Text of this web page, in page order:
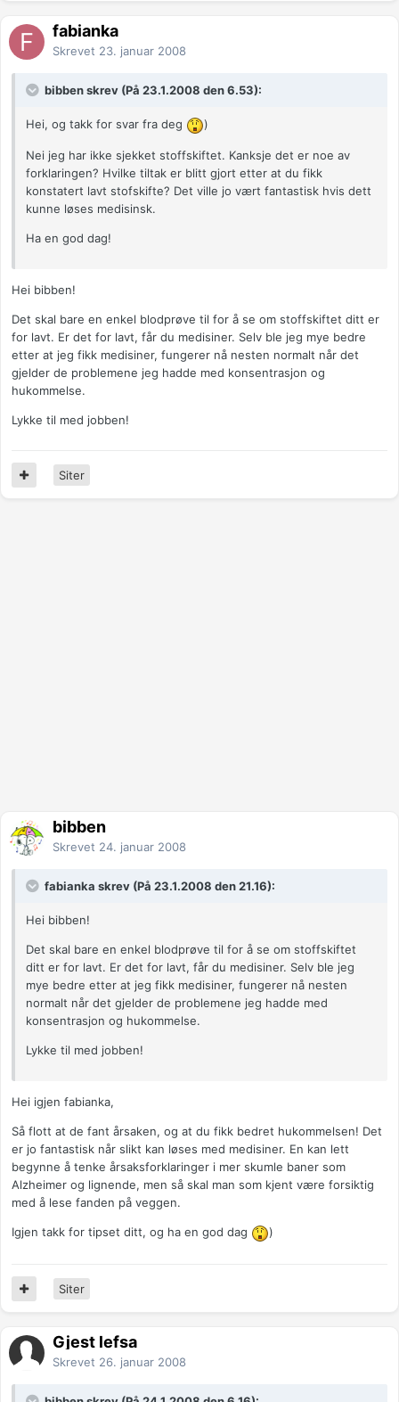
fabianka
Skrevet 23. januar 2008
bibben skrev (På 23.1.2008 den 6.53):
Hei, og takk for svar fra deg )
Nei jeg har ikke sjekket stoffskiftet. Kanksje det er noe av
forklaringen? Hvilke tiltak er blitt gjort etter at du fikk
konstatert lavt stofskifte? Det ville jo vært fantastisk hvis dett
kunne løses medisinsk.
Ha en god dag!
Hei bibben!
Det skal bare en enkel blodprøve til for å se om stoffskiftet ditt er
for lavt. Er det for lavt, får du medisiner. Selv ble jeg mye bedre
etter at jeg fikk medisiner, fungerer nå nesten normalt når det
gjelder de problemene jeg hadde med konsentrasjon og
hukommelse.
Lykke til med jobben!
Siter
bibben
Skrevet 24. januar 2008
fabianka skrev (På 23.1.2008 den 21.16):
Hei bibben!
Det skal bare en enkel blodprøve til for å se om stoffskiftet
ditt er for lavt. Er det for lavt, får du medisiner. Selv ble jeg
mye bedre etter at jeg fikk medisiner, fungerer nå nesten
normalt når det gjelder de problemene jeg hadde med
konsentrasjon og hukommelse.
Lykke til med jobben!
Hei igjen fabianka,
Så flott at de fant årsaken, og at du fikk bedret hukommelsen! Det
er jo fantastisk når slikt kan løses med medisiner. En kan lett
begynne å tenke årsaksforklaringer i mer skumle baner som
Alzheimer og lignende, men så skal man som kjent være forsiktig
med å lese fanden på veggen.
Igjen takk for tipset ditt, og ha en god dag )
Siter
Gjest lefsa
Skrevet 26. januar 2008